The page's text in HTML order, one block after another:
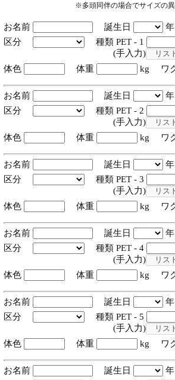
※多頭同伴の場合でサイズの
お名前 誕生日
区分
種類 PET - 1
(手入力)
体色
体重 kg ワ
お名前 誕生日
区分
種類 PET - 2
(手入力)
体色
体重 kg ワ
お名前 誕生日
区分
種類 PET - 3
(手入力)
体色
体重 kg ワ
お名前 誕生日
区分
種類 PET - 4
(手入力)
体色
体重 kg ワ
お名前 誕生日
区分
種類 PET - 5
(手入力)
体色
体重 kg ワ
お名前 誕生日